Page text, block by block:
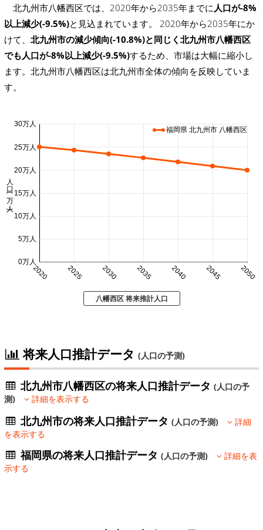
北九州市八幡西区では、2020年から2035年までに 人口が-8%
以上減少(-9.5%)と見込まれています。 2020年から2035年にか
けて、 北九州市の減少傾向(-10.8%)と同じく北九州市八幡西区
でも人口が-8%以上減少(-9.5%)するため、市場は大幅に縮小し
ます。北九州市八幡西区は北九州市全体の傾向を反映していま
す。
2020 2025 2030 2035 2040 2045 2050
0万人
5万人
10万人
15万人
20万人
25万人
30万人
人口 (万人)
福岡県 北九州市 八幡西区
八幡西区 将来推計人口
将来人口推計データ (人口の予測)
北九州市八幡西区の将来人口推計データ(人口の予
測)
詳細を表示する
北九州市の将来人口推計データ(人口の予測)
詳細
を表示する
福岡県の将来人口推計データ(人口の予測)
詳細を表
示する